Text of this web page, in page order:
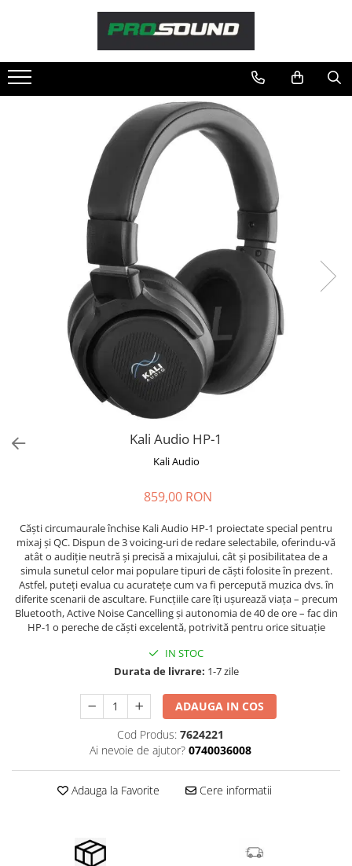
Sonorizare / PA
Accesorii sonorizare, PA
Adaptoare phantom
Adresare publica 100V
Amplificatoare Audio
Ecrane de difuzie
Monitorizare In-Ear
Pickup-uri, platane & accesorii
Playere si Recordere
Procesoare si efecte
Shockmount
Stabilizatoare de tensiune UPS si
Power Conditioner
Accesorii de microfoane
Microfoane de masurare si
calibrare
Microfoane de studio
Microfoane de Suprafata
Microfoane de voce si live
Microfoane lavaliera si headset
Microfoane podcast, USB, iOS /
Microfoane pt Camere Video
Microfoane pt instalatii si
Microfoane Ribbon
Microfoane stereo
Microfoane Suspendabile
Studio si inregistrari
Kali Audio HP-1
Kali Audio
859,00 RON
Căști circumaurale închise Kali Audio HP-1 proiectate special pentru
mixaj și QC. Dispun de 3 voicing-uri de redare selectabile, oferindu-vă
atât o audiție neutră și precisă a mixajului, cât și posibilitatea de a
simula sunetul celor mai populare tipuri de căști folosite în prezent.
Astfel, puteți evalua cu acuratețe cum va fi percepută muzica dvs. în
diferite scenarii de ascultare. Funcțiile care îți ușurează viața – precum
Bluetooth, Active Noise Cancelling și autonomia de 40 de ore – fac din
HP-1 o pereche de căști excelentă, potrivită pentru orice situație
IN STOC
Durata de livrare: 1-7 zile
ADAUGA IN COS
Cod Produs: 7624221
Ai nevoie de ajutor? 0740036008
Adauga la Favorite Cere informatii